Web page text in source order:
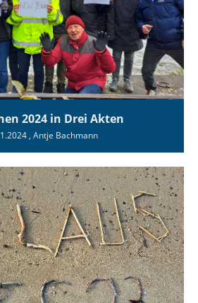
2024 in Drei Akten
, Antje Bachmann